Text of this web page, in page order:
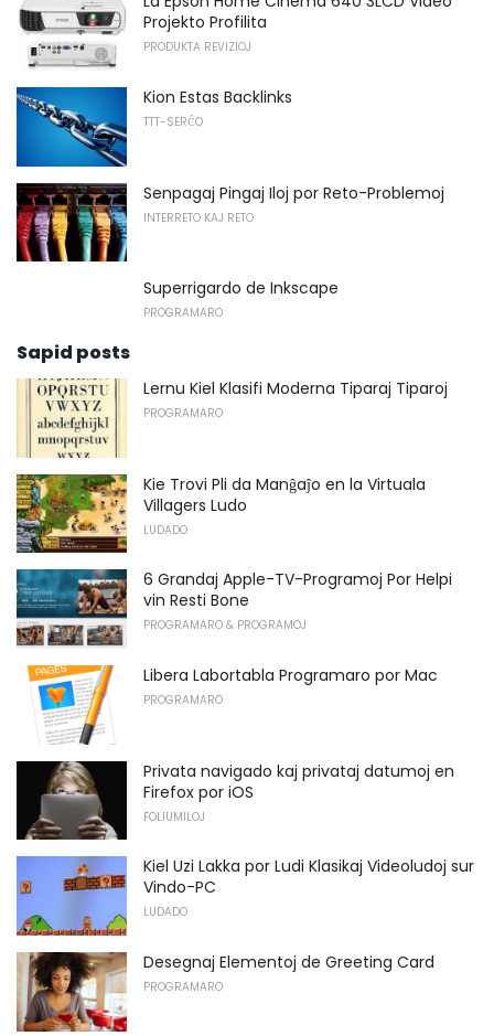
Projekto Profilita
PRODUKTA REVIZIOJ
Kion Estas Backlinks
TTT-SERĈO
Senpagaj Pingaj Iloj por Reto-Problemoj
INTERRETO KAJ RETO
Superrigardo de Inkscape
PROGRAMARO
Sapid posts
Lernu Kiel Klasifi Moderna Tiparaj Tiparoj
PROGRAMARO
Kie Trovi Pli da Manĝaĵo en la Virtuala
Villagers Ludo
LUDADO
6 Grandaj Apple-TV-Programoj Por Helpi
vin Resti Bone
PROGRAMARO & PROGRAMOJ
Libera Labortabla Programaro por Mac
PROGRAMARO
Privata navigado kaj privataj datumoj en
Firefox por iOS
FOLIUMILOJ
Kiel Uzi Lakka por Ludi Klasikaj Videoludoj sur
Vindo-PC
LUDADO
Desegnaj Elementoj de Greeting Card
PROGRAMARO